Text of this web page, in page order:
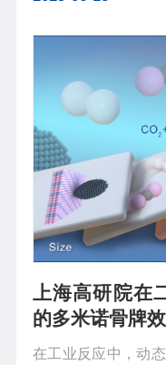
研发和应用过程中
上海高研院在
的多米诺骨牌
在工业反应中，动